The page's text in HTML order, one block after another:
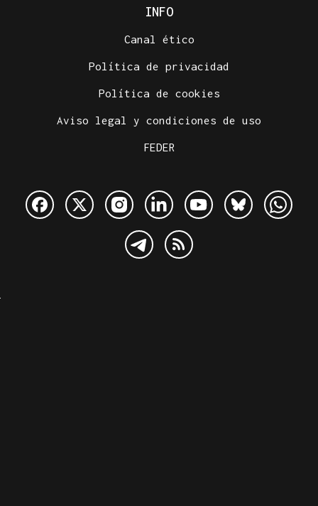
INFO
Canal ético
Política de privacidad
Política de cookies
Aviso legal y condiciones de uso
FEDER